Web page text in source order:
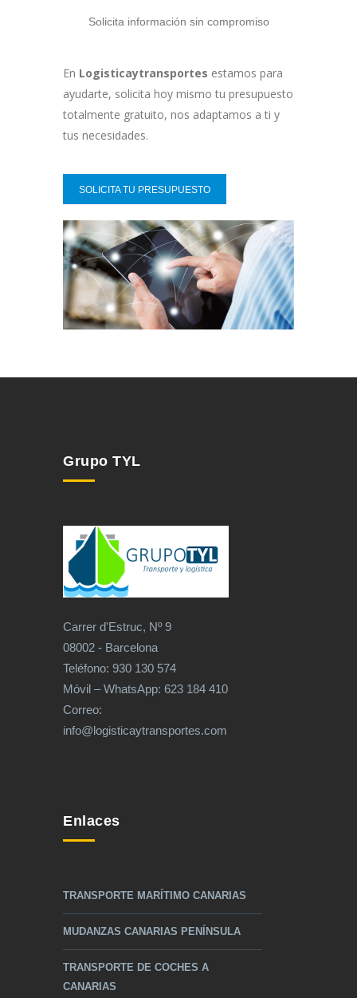
Solicita información sin compromiso
En Logisticaytransportes estamos para
ayudarte, solicita hoy mismo tu presupuesto
totalmente gratuito, nos adaptamos a ti y
tus necesidades.
SOLICITA TU PRESUPUESTO
Grupo TYL
Carrer d'Estruc, Nº 9
08002 - Barcelona
Teléfono: 930 130 574
Móvil – WhatsApp: 623 184 410
Correo:
info@logisticaytransportes.com
Enlaces
TRANSPORTE MARÍTIMO CANARIAS
MUDANZAS CANARIAS PENÍNSULA
TRANSPORTE DE COCHES A
CANARIAS